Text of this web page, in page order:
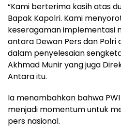
“Kami berterima kasih atas
Bapak Kapolri. Kami
keseragaman implementasi
antara Dewan Pers dan
dalam penyelesaian
Akhmad Munir yang juga
Antara itu.
Ia menambahkan bahwa
menjadi momentum untuk
pers nasional.